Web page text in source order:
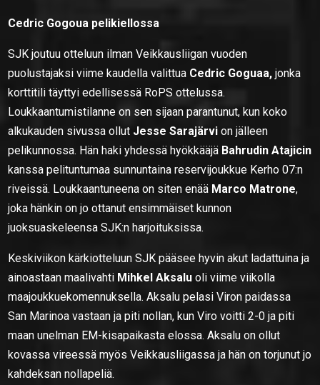
Cedric Gogoua pelikiellossa
SJK joutuu otteluun ilman Veikkausliigan vuoden
puolustajaksi viime kaudella valittua Cedric Goguaa, jonka
korttitili täyttyi edellisessä RoPS ottelussa.
Loukkaantumistilanne on sen sijaan parantunut, kun koko
alkukauden sivussa ollut Jesse Sarajärvi on jälleen
pelikunnossa. Hän haki yhdessä hyökkääjä Bahrudin Atajicin
kanssa pelituntumaa sunnuntaina reservijoukkue Kerho 07:n
riveissä. Loukkaantuneena on siten enää Marco Matrone,
joka hänkin on jo ottanut ensimmäiset kunnon
juoksuaskeleensa SJK:n harjoituksissa.
Keskiviikon kärkiotteluun SJK pääsee hyvin akut ladattuina ja
ainoastaan maalivahti Mihkel Aksalu oli viime viikolla
maajoukkuekomennuksella. Aksalu pelasi Viron paidassa
San Marinoa vastaan ja piti nollan, kun Viro voitti 2-0 ja piti
maan unelman EM-kisapaikasta elossa. Aksalu on ollut
kovassa vireessä myös Veikkausliigassa ja hän on torjunut jo
kahdeksan nollapeliä.